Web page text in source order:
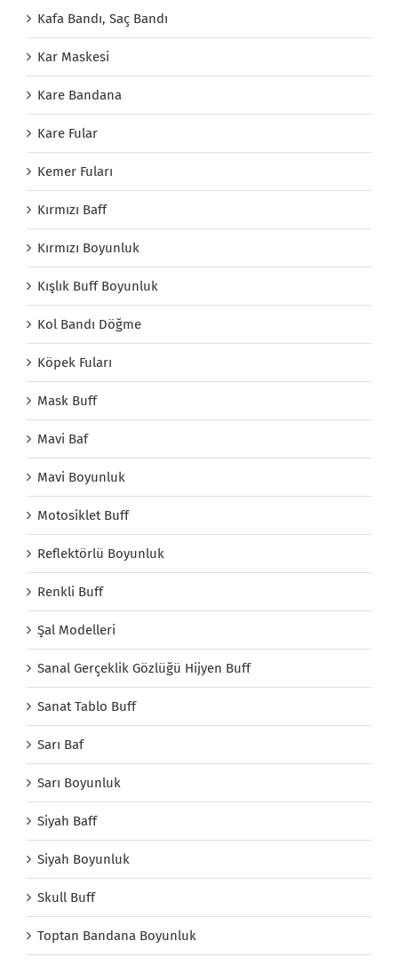
Kafa Bandı, Saç Bandı
Kar Maskesi
Kare Bandana
Kare Fular
Kemer Fuları
Kırmızı Baff
Kırmızı Boyunluk
Kışlık Buff Boyunluk
Kol Bandı Döğme
Köpek Fuları
Mask Buff
Mavi Baf
Mavi Boyunluk
Motosiklet Buff
Reflektörlü Boyunluk
Renkli Buff
Şal Modelleri
Sanal Gerçeklik Gözlüğü Hijyen Buff
Sanat Tablo Buff
Sarı Baf
Sarı Boyunluk
Siyah Baff
Siyah Boyunluk
Skull Buff
Toptan Bandana Boyunluk